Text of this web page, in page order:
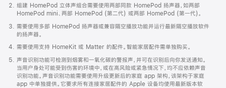
打
开)
组建 HomePod 立体声组合需要使用两部同款 HomePod 扬声器，如两部
HomePod mini、两部 HomePod (第二代) 或两部 HomePod (第一代)。
需要使用多部 HomePod 扬声器或兼容隔空播放功能并运行最新隔空播放软件
的扬声器。
需要使用支持 HomeKit 或 Matter 的配件。智能家居配件需单独购买。
声音识别功能可检测到烟雾和一氧化碳的警报声，并可在识别后向你发送通知。
当用户身处可能受到伤害的环境中，或在高风险或紧急情况下，均不应依赖声音
识别功能。声音识别功能需要使用升级更新后的家庭 app 架构，该架构于家庭
app 中单独提供。它要求所有连接家居配件的 Apple 设备均使用最新版本软